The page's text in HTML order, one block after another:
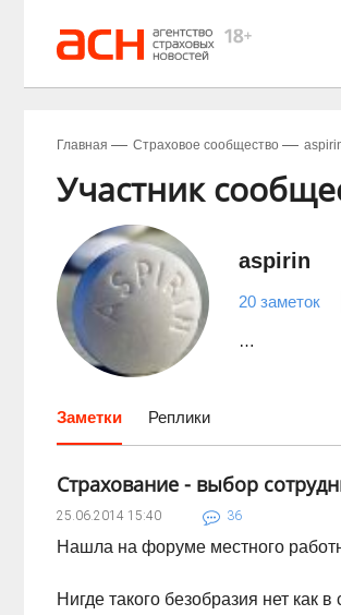
Главная Страховое сообщество
Участник
aspirin
20 заметок
…
Заметки Реплики
Страхование - выбор
25.06.2014 15:40 36
Нашла на форуме местного
Нигде такого безобразия нет как